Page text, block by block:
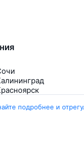
Петербург
подробнее и